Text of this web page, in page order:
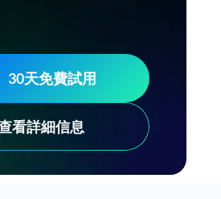
30天免費試用
看詳細信息